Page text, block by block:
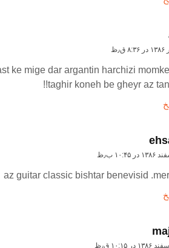
ke mige dar argantin harchizi
taghir koneh be gheyr az
az guitar classic bishtar benevisid